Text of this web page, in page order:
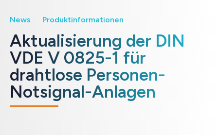
News Produktinformationen
Aktualisierung der DIN
VDE V 0825-1 für
drahtlose Personen-
Notsignal-Anlagen